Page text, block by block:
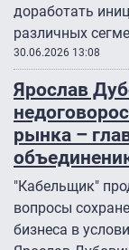
доработать
различных
30.06.2026 13:08
Ярослав
рынка –
"Кабельщик"
вопросы
бизнеса в